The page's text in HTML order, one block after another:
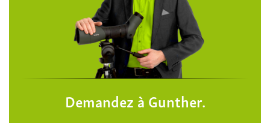
Demandez à Gunther.